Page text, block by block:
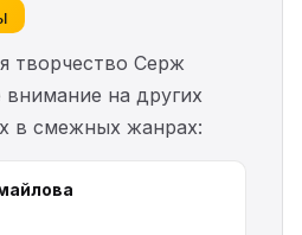
творчество Серж
на других
в смежных жанрах: